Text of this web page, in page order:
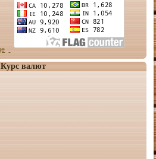
Курс валют